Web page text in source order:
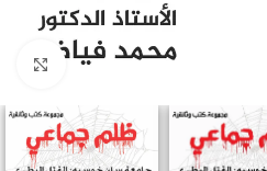
Click to enlarge